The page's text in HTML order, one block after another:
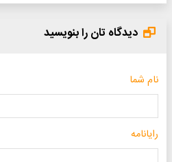
دیدگاه تان را بنویسید
نام شما
رایانامه